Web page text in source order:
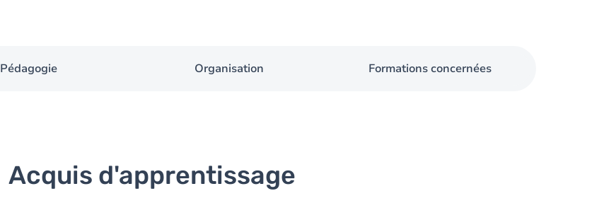
Pédagogie Organisation Formations concernées
Acquis d'apprentissage